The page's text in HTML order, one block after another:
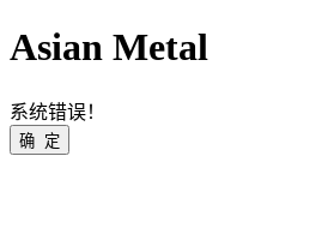
Asian Metal
系统错误！